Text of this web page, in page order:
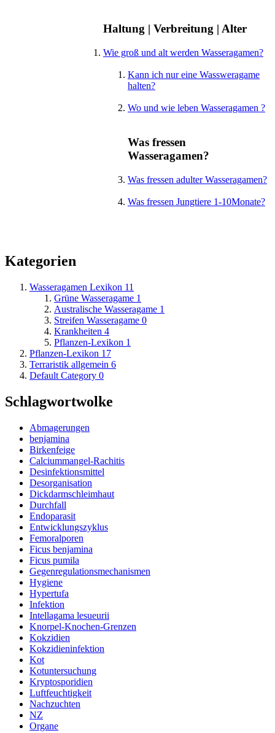
Haltung | Verbreitung | Alter
Wie groß und alt werden Wasseragamen?
Kann ich nur eine Wassweragame
halten?
Wo und wie leben Wasseragamen ?
Was fressen
Wasseragamen?
Was fressen adulter Wasseragamen?
Was fressen Jungtiere 1-10Monate?
Kategorien
Wasseragamen Lexikon 11
Grüne Wasseragame 1
Australische Wasseragame 1
Streifen Wasseragame 0
Krankheiten 4
Pflanzen-Lexikon 1
Pflanzen-Lexikon 17
Terraristik allgemein 6
Default Category 0
Schlagwortwolke
Abmagerungen
benjamina
Birkenfeige
Calciummangel-Rachitis
Desinfektionsmittel
Desorganisation
Dickdarmschleimhaut
Durchfall
Endoparasit
Entwicklungszyklus
Femoralporen
Ficus benjamina
Ficus pumila
Gegenregulationsmechanismen
Hygiene
Hypertufa
Infektion
Intellagama lesueurii
Knorpel-Knochen-Grenzen
Kokzidien
Kokzidieninfektion
Kot
Kotuntersuchung
Kryptosporidien
Luftfeuchtigkeit
Nachzuchten
NZ
Organe